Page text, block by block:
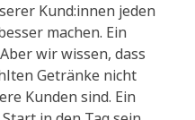
Kund:innen jeden
machen. Ein
wir wissen, dass
Getränke nicht
Kunden sind. Ein